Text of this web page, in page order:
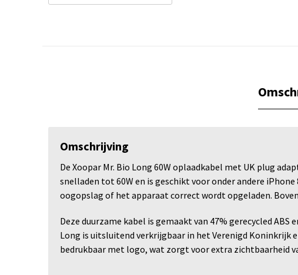
Omschrijving
De Xoopar Mr. Bio Long 60W oplaadkabel met UK plug
snelladen tot 60W en is geschikt voor onder andere
oogopslag of het apparaat correct wordt opgeladen.
Deze duurzame kabel is gemaakt van 47% gerecycled
Long is uitsluitend verkrijgbaar in het Verenigd
bedrukbaar met logo, wat zorgt voor extra zichtbaarheid